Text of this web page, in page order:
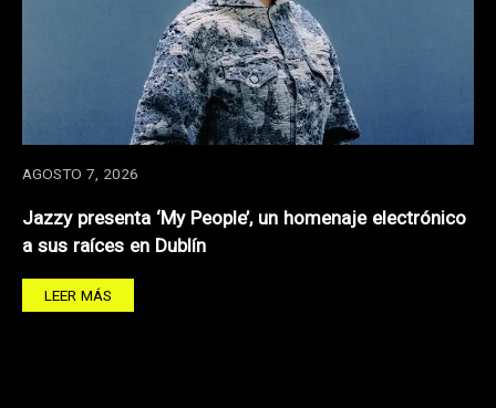
AGOSTO 7, 2026
Jazzy presenta ‘My People’, un homenaje electrónico
a sus raíces en Dublín
LEER MÁS